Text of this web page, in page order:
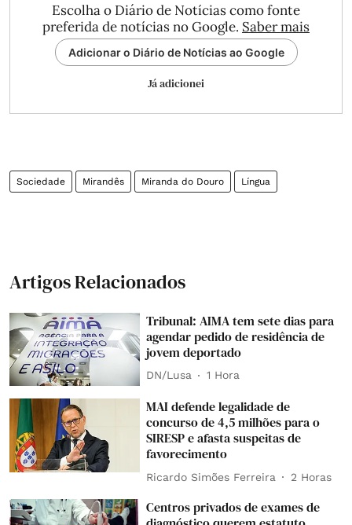
Escolha o Diário de Notícias como fonte
preferida de notícias no Google. Saber mais
Adicionar o Diário de Notícias ao Google
Já adicionei
Sociedade Mirandês Miranda do Douro Língua
Artigos Relacionados
Tribunal: AIMA tem sete dias para
agendar pedido de residência de
jovem deportado
DN/Lusa 1 Hora
MAI defende legalidade de
concurso de 4,5 milhões para o
SIRESP e afasta suspeitas de
favorecimento
Ricardo Simões Ferreira 2 Horas
Centros privados de exames de